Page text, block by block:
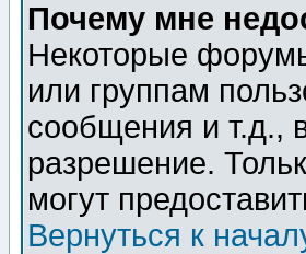
Почему мне
Некоторые
или группам
сообщения и т.д.,
разрешение.
могут
Вернуться к